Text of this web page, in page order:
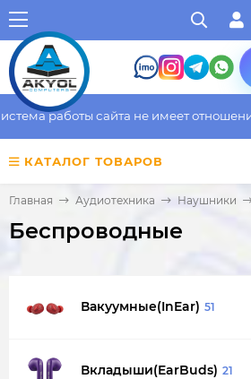
работы сайта не имеет отношения к
КАТАЛОГ ТОВАРОВ
Главная Аудиотехника Наушники
Беспроводные
Вакуумные(InEar) 51
Вкладыши(EarBuds) 21